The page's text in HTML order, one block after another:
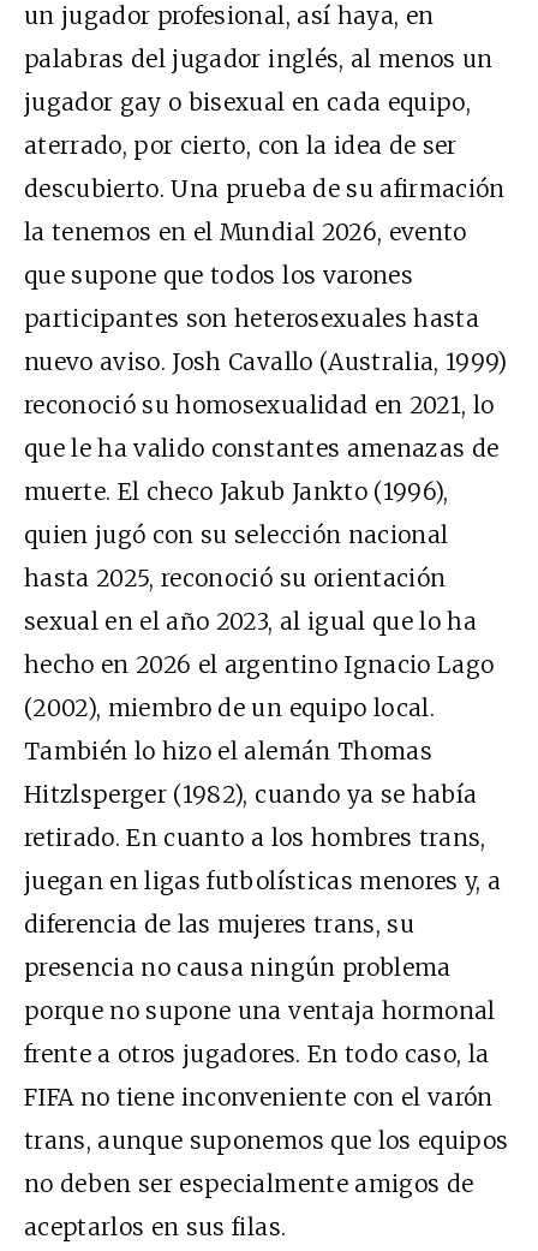
un jugador profesional, así haya, en
palabras del jugador inglés, al menos un
jugador gay o bisexual en cada equipo,
aterrado, por cierto, con la idea de ser
descubierto. Una prueba de su afirmación
la tenemos en el Mundial 2026, evento
que supone que todos los varones
participantes son heterosexuales hasta
nuevo aviso. Josh Cavallo (Australia, 1999)
reconoció su homosexualidad en 2021, lo
que le ha valido constantes amenazas de
muerte. El checo Jakub Jankto (1996),
quien jugó con su selección nacional
hasta 2025, reconoció su orientación
sexual en el año 2023, al igual que lo ha
hecho en 2026 el argentino Ignacio Lago
(2002), miembro de un equipo local.
También lo hizo el alemán Thomas
Hitzlsperger (1982), cuando ya se había
retirado. En cuanto a los hombres trans,
juegan en ligas futbolísticas menores y, a
diferencia de las mujeres trans, su
presencia no causa ningún problema
porque no supone una ventaja hormonal
frente a otros jugadores. En todo caso, la
FIFA no tiene inconveniente con el varón
trans, aunque suponemos que los equipos
no deben ser especialmente amigos de
aceptarlos en sus filas.